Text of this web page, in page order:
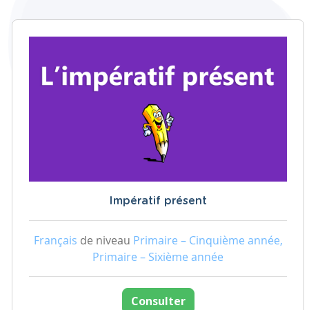
Impératif présent
Français de niveau Primaire – Cinquième année,
Primaire – Sixième année
Consulter